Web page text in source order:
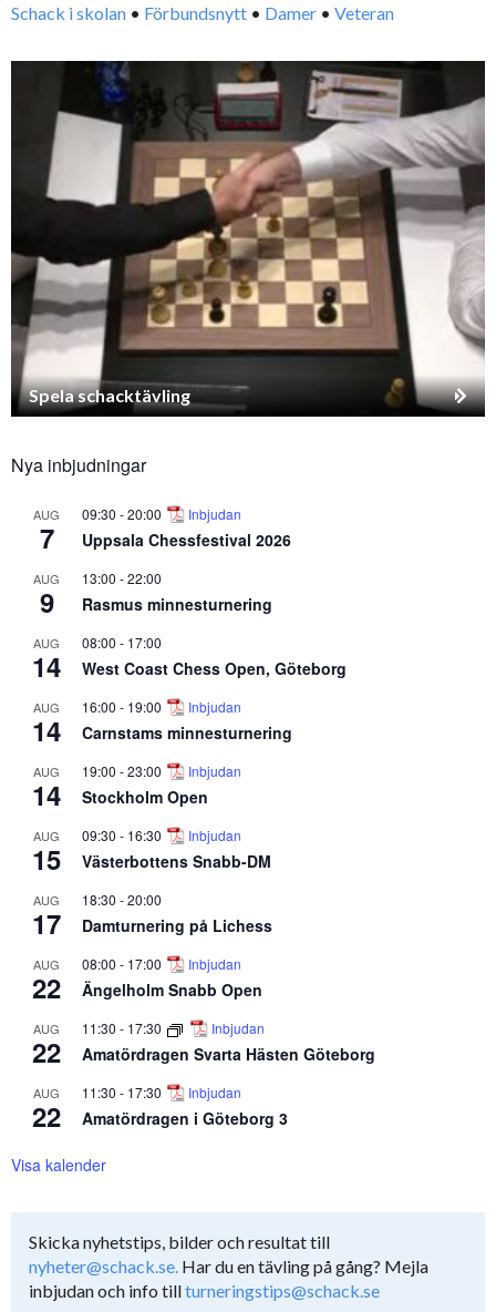
Schack i skolan • Förbundsnytt • Damer • Veteran
Spela schacktävling
Nya inbjudningar
AUG
7
09:30 -20:00 Inbjudan
Uppsala Chessfestival 2026
AUG
9
13:00 -22:00
Rasmus minnesturnering
AUG
14
08:00 - 17:00
West Coast Chess Open, Göteborg
AUG
14
16:00 - 19:00 Inbjudan
Carnstams minnesturnering
AUG
14
19:00 -23:00 Inbjudan
Stockholm Open
AUG
15
09:30 - 16:30 Inbjudan
Västerbottens Snabb-DM
AUG
17
18:30 -20:00
Damturnering på Lichess
AUG
22
08:00 - 17:00 Inbjudan
Ängelholm Snabb Open
AUG
22
11:30 - 17:30 Inbjudan
Amatördragen Svarta Hästen Göteborg
AUG
22
11:30 - 17:30 Inbjudan
Amatördragen i Göteborg 3
Visa kalender
Skicka nyhetstips, bilder och resultat till
nyheter@schack.se. Har du en tävling på gång? Mejla
inbjudan och info tillturneringstips@schack.se